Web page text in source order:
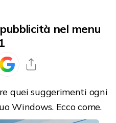
nel menu
quei suggerimenti ogni
Windows. Ecco come.